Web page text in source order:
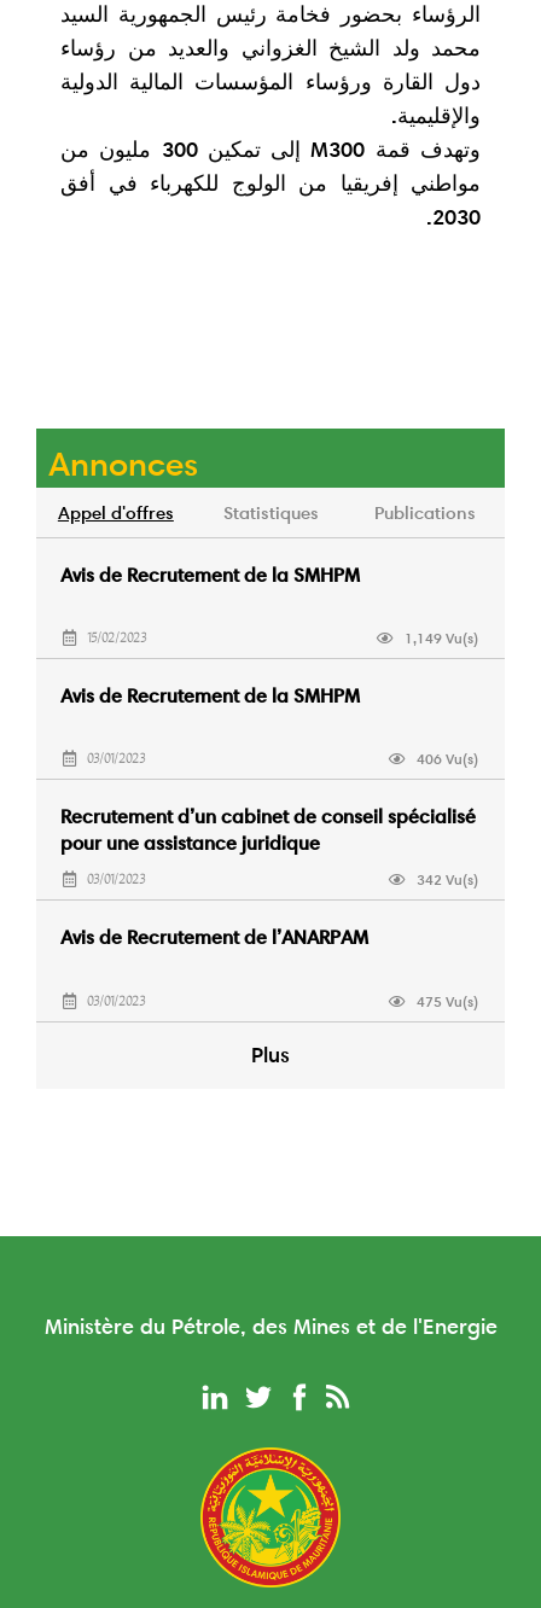
الرؤساء بحضور فخامة رئيس الجمهورية السيد
محمد ولد الشيخ الغزواني والعديد من رؤساء
دول القارة ورؤساء المؤسسات المالية الدولية
والإقليمية.
وتهدف قمة M300 إلى تمكين 300 مليون من
مواطني إفريقيا من الولوج للكهرباء في أفق
2030.
Annonces
Appel d'offres Statistiques Publications
Avis de Recrutement de la SMHPM
15/02/2023 1,149 Vu(s)
Avis de Recrutement de la SMHPM
03/01/2023 406 Vu(s)
Recrutement d’un cabinet de conseil spécialisé
pour une assistance juridique
03/01/2023 342 Vu(s)
Avis de Recrutement de l’ANARPAM
03/01/2023 475 Vu(s)
Plus
Ministère du Pétrole, des Mines et de l'Energie